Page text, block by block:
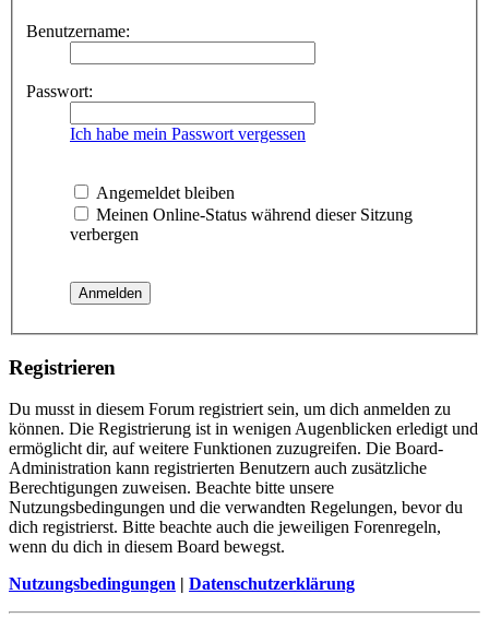
Benutzername:
Passwort:
Ich habe mein Passwort vergessen
Angemeldet bleiben
Meinen Online-Status während dieser Sitzung
verbergen
Registrieren
Du musst in diesem Forum registriert sein, um dich anmelden zu
können. Die Registrierung ist in wenigen Augenblicken erledigt und
ermöglicht dir, auf weitere Funktionen zuzugreifen. Die Board-
Administration kann registrierten Benutzern auch zusätzliche
Berechtigungen zuweisen. Beachte bitte unsere
Nutzungsbedingungen und die verwandten Regelungen, bevor du
dich registrierst. Bitte beachte auch die jeweiligen Forenregeln,
wenn du dich in diesem Board bewegst.
Nutzungsbedingungen | Datenschutzerklärung